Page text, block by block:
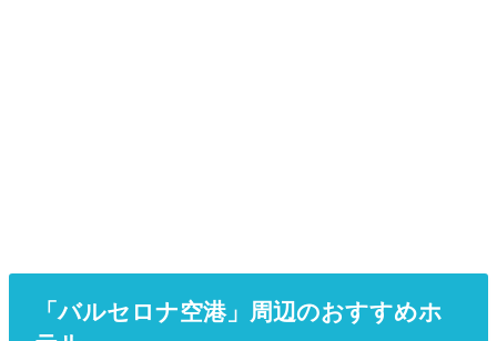
「バルセロナ空港」周辺のおすすめホ